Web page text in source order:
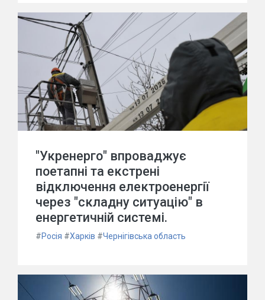
"Укренерго" впроваджує
поетапні та екстрені
відключення електроенергії
через "складну ситуацію" в
енергетичній системі.
#Росія #Харків #Чернігівська область